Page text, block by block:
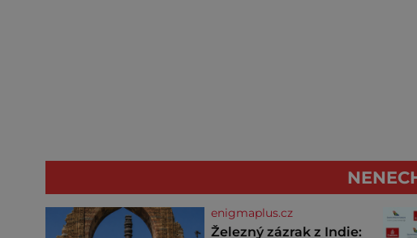
enigmaplus.cz
Železný zázrak z Indie: